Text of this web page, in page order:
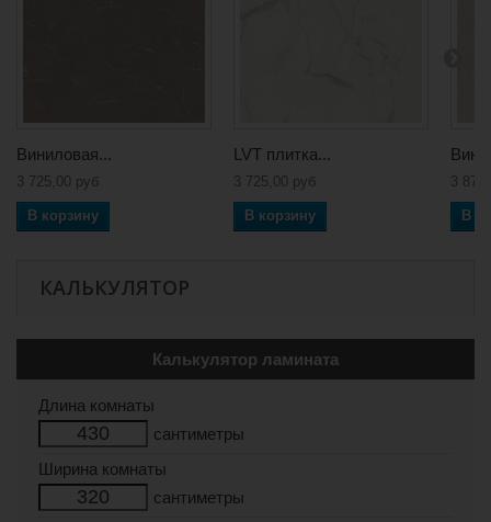
Виниловая...
3 725,00 руб
В корзину
LVT плитка...
3 725,00 руб
В корзину
3
В
КАЛЬКУЛЯТОР
Калькулятор ламината
Длина комнаты
сантиметры
Ширина комнаты
сантиметры